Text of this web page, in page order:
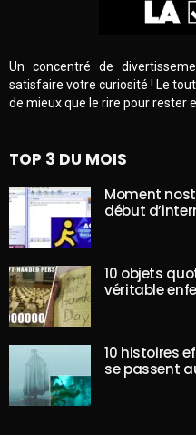
Un concentré de
satisfaire votre curiosité ! Le
de mieux que le rire pour rester
TOP 3 DU MOIS
Moment
début
10 objets
véritable
10 histoires
se passent